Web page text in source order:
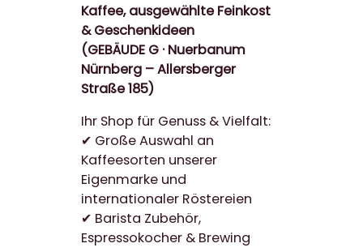
Kaffee, ausgewählte Feinkost
& Geschenkideen
(GEBÄUDE G ·Nuerbanum
Nürnberg –Allersberger
Straße 185)
Ihr Shop für Genuss & Vielfalt:
✔ Große Auswahl an
Kaffeesorten unserer
Eigenmarke und
internationaler Röstereien
✔ Barista Zubehör,
Espressokocher & Brewing